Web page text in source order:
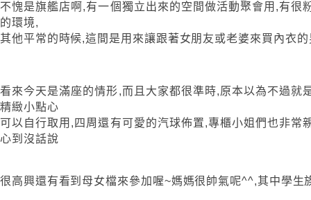
不愧是旗艦店啊,有一個獨立出來的空間做活動聚會用,有很
的環境,
其他平常的時候,這間是用來讓跟著女朋友或老婆來買內衣
看來今天是滿座的情形,而且大家都很準時,原本以為不過就
精緻小點心
可以自行取用,四周還有可愛的汽球佈置,專櫃小姐們也非常
心到沒話說
很高興還有看到母女檔來參加喔~媽媽很帥氣呢^^,其中學生